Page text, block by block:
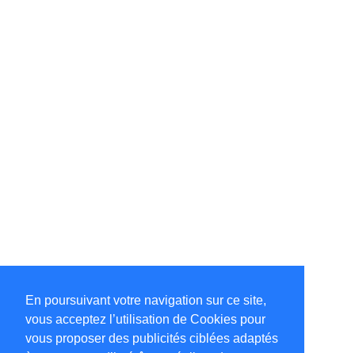
En poursuivant votre navigation sur ce site,
vous acceptez l’utilisation de Cookies pour
vous proposer des publicités ciblées adaptés